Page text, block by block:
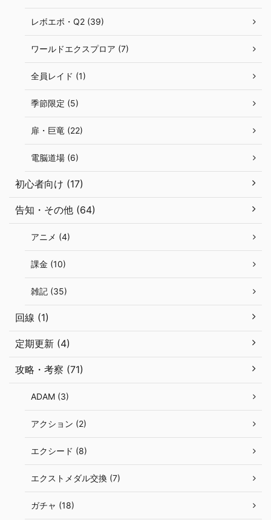
レボエボ・Q2 (39)
ワールドエクスプロア (7)
全員レイド (1)
季節限定 (5)
扉・巨竜 (22)
電脳道場 (6)
初心者向け (17)
告知・その他 (64)
アニメ (4)
課金 (10)
雑記 (35)
回線 (1)
定期更新 (4)
攻略・考察 (71)
ADAM (3)
アクション (2)
エクシード (8)
エクストメダル交換 (7)
ガチャ (18)